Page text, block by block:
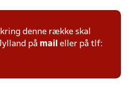
denne række skal
på mail eller på tlf: